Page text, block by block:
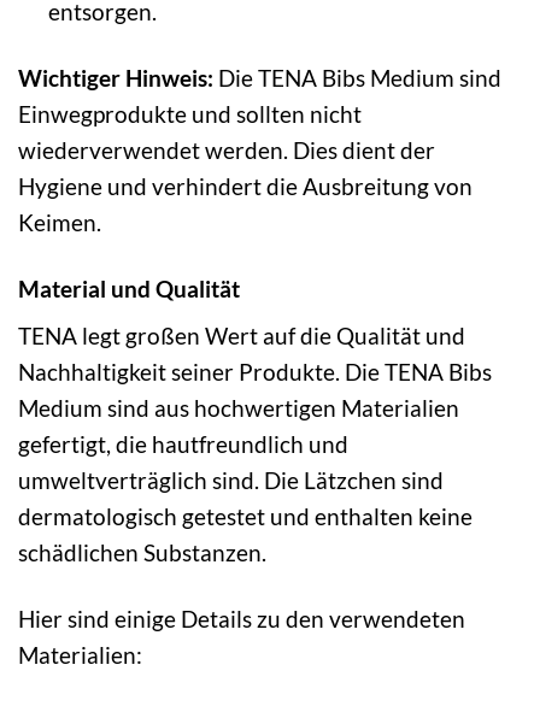
entsorgen.
Wichtiger Hinweis: Die TENA Bibs Medium sind
Einwegprodukte und sollten nicht
wiederverwendet werden. Dies dient der
Hygiene und verhindert die Ausbreitung von
Keimen.
Material und Qualität
TENA legt großen Wert auf die Qualität und
Nachhaltigkeit seiner Produkte. Die TENA Bibs
Medium sind aus hochwertigen Materialien
gefertigt, die hautfreundlich und
umweltverträglich sind. Die Lätzchen sind
dermatologisch getestet und enthalten keine
schädlichen Substanzen.
Hier sind einige Details zu den verwendeten
Materialien: